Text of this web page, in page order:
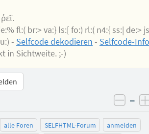
fl:( br:> va:} ls:[ fo:) rl:( n4:{ ss:| de:>
- Selfcode dekodieren - Selfcode-
in Sichtweite. ;-)
–
alle Foren SELFHTML-Forum
anmelden